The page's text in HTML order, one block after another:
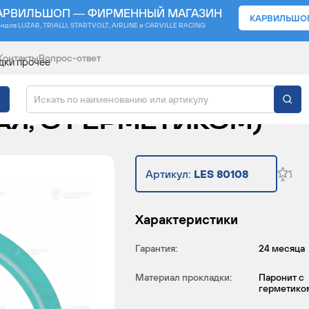
— ФИРМЕННЫЙ МАГАЗИН
LUZAR, TRIALLI, STARTVOLT, AIRLINE и CARVILLE RACING
Вопрос-ответ
прочее
ВОДЯНОГО ДЛЯ А/
С ГЕРМЕТИКОМ)
Артикул: LES 80108
Характеристики
Гарантия: 24 месяца
Материал прокладки:
Паронит с